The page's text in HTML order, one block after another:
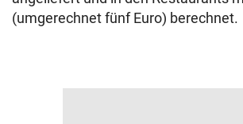
(umgerechnet fünf Euro) berechnet.